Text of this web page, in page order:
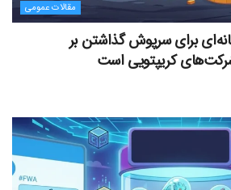
مقالات عمومی
برای سرپوش گذاشتن بر
کریپتویی است